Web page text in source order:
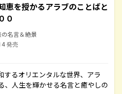
恵を授かるアラブのことばと
０
の名言＆絶景
発売
するオリエンタルな世界、アラ
、人生を輝かせる名言と癒やしの